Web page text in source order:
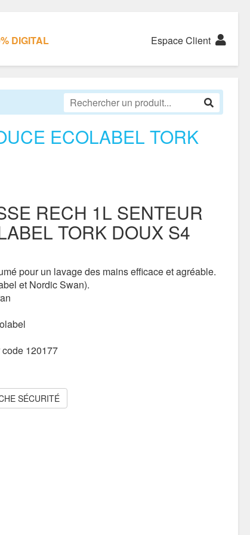
DIGITAL Espace Client
ECOLABEL TORK
RECH 1L SENTEUR
TORK DOUX S4
pour un lavage des mains efficace et agréable.
et Nordic Swan).
120177
SÉCURITÉ